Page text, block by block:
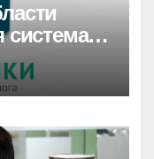
система